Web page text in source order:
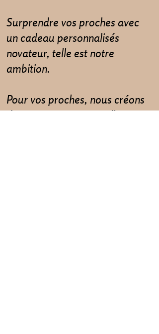
Surprendre vos proches avec
un cadeau personnalisés
novateur, telle est notre
ambition.
Pour vos proches, nous créons
donc un art qui interpelle et en